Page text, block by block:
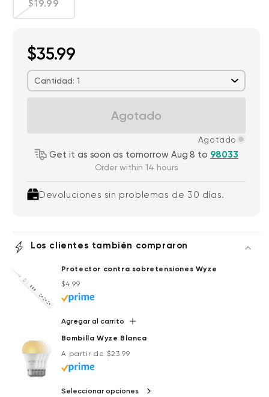
Precio habitual
$19.99
$35.99
Cantidad: 1
Agotado
Agotado
Get it as soon as tomorrow Aug 8 to 98033
Order within 14 hours
Devoluciones sin problemas de 30 días.
Los clientes también compraron
Protector contra sobretensiones Wyze
Precio habitual
Precio de oferta
$4.99
Agregar al carrito
Bombilla Wyze Blanca
Precio habitual
A partir de $23.99
Seleccionar opciones